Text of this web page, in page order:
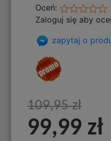
Oceń:
Zaloguj się aby
zapytaj o
109,95 zł
99,99 zł